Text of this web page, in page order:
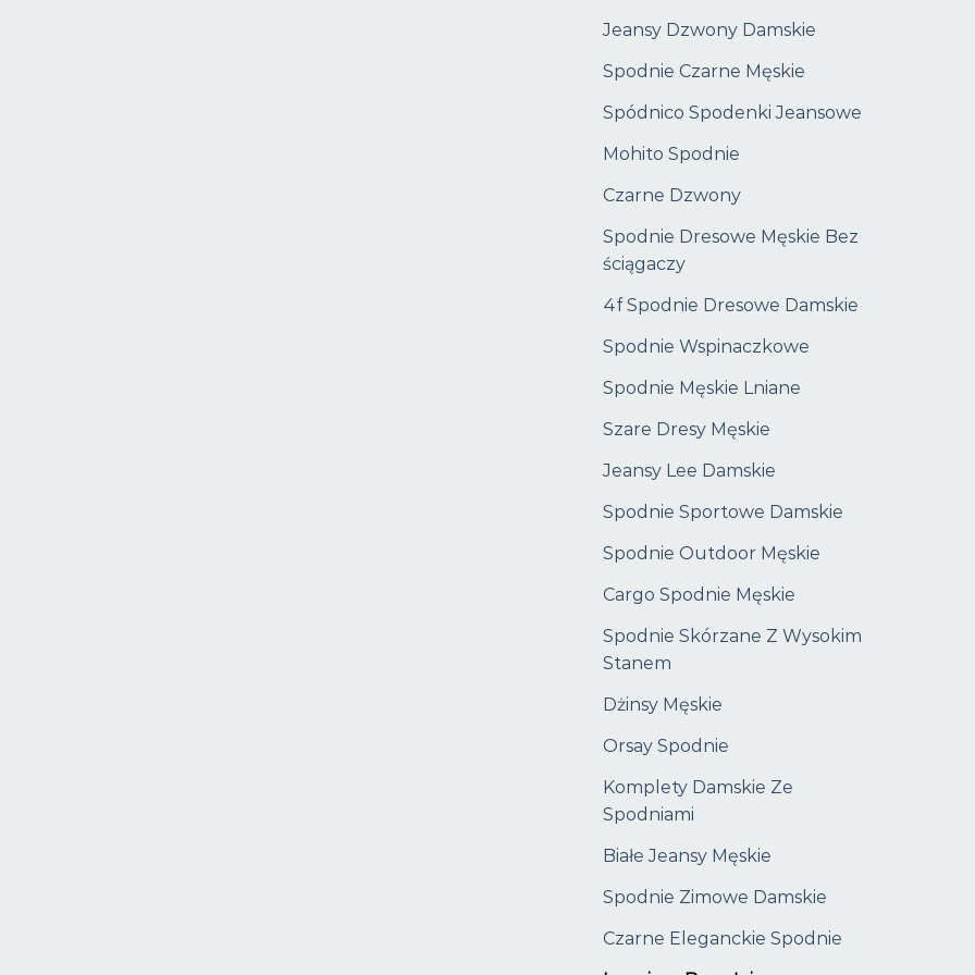
Jeansy Dzwony Damskie
Spodnie Czarne Męskie
Spódnico Spodenki Jeansowe
Mohito Spodnie
Czarne Dzwony
Spodnie Dresowe Męskie Bez
ściągaczy
4f Spodnie Dresowe Damskie
Spodnie Wspinaczkowe
Spodnie Męskie Lniane
Szare Dresy Męskie
Jeansy Lee Damskie
Spodnie Sportowe Damskie
Spodnie Outdoor Męskie
Cargo Spodnie Męskie
Spodnie Skórzane Z Wysokim
Stanem
Dżinsy Męskie
Orsay Spodnie
Komplety Damskie Ze
Spodniami
Białe Jeansy Męskie
Spodnie Zimowe Damskie
Czarne Eleganckie Spodnie